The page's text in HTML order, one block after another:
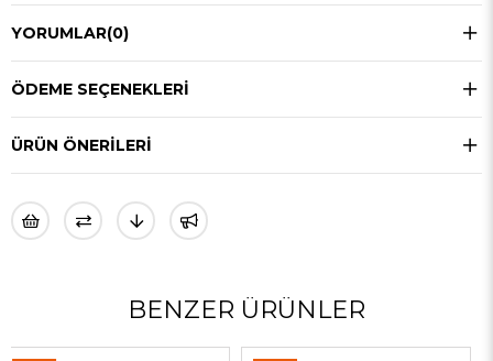
YORUMLAR(0)
ÖDEME SEÇENEKLERI
ÜRÜN ÖNERILERI
BENZER ÜRÜNLER